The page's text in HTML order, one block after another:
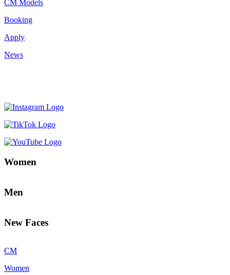
CM Models
Booking
Apply
News
Women
Men
New Faces
CM
Women